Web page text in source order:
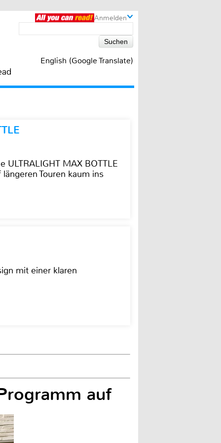
Anmelden
English (Google Translate)
MAX BOTTLE
Touren kaum ins
mit einer klaren
auf